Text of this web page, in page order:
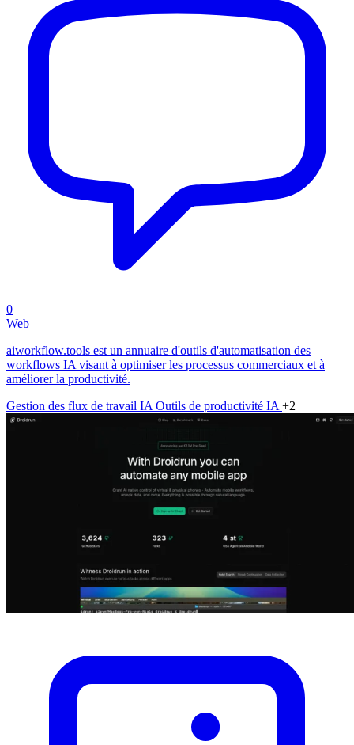
0
Web
aiworkflow.tools est un annuaire d'outils d'automatisation des
workflows IA visant à optimiser les processus commerciaux et à
améliorer la productivité.
Gestion des flux de travail IA Outils de productivité IA +2